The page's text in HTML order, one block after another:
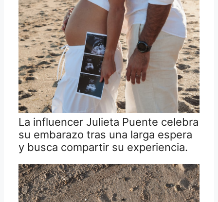
La influencer Julieta Puente celebra
su embarazo tras una larga espera
y busca compartir su experiencia.